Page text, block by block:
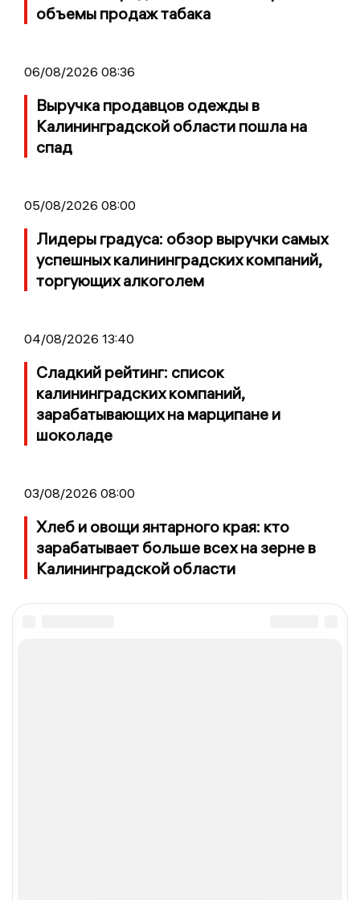
объемы продаж табака
06/08/2026 08:36
Выручка продавцов одежды в
Калининградской области пошла на
спад
05/08/2026 08:00
Лидеры градуса: обзор выручки самых
успешных калининградских компаний,
торгующих алкоголем
04/08/2026 13:40
Сладкий рейтинг: список
калининградских компаний,
зарабатывающих на марципане и
шоколаде
03/08/2026 08:00
Хлеб и овощи янтарного края: кто
зарабатывает больше всех на зерне в
Калининградской области